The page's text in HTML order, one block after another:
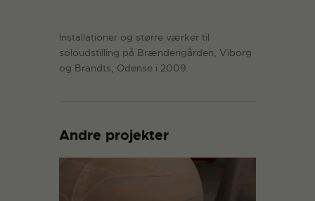
Installationer og større værker til
soloudstilling på Brænderigården, Viborg
og Brandts, Odense i 2009.
Andre projekter